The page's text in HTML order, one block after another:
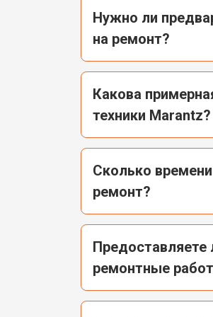
Нужно ли
на ремонт?
Какова
техники Marantz?
Сколько
ремонт?
Предоставляете
ремонтные